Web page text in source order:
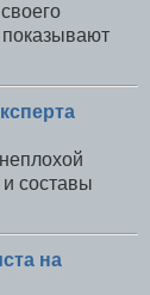
составы
на